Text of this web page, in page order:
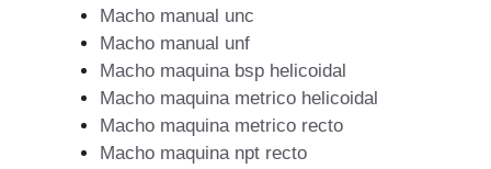
Macho manual unc
Macho manual unf
Macho maquina bsp helicoidal
Macho maquina metrico helicoidal
Macho maquina metrico recto
Macho maquina npt recto